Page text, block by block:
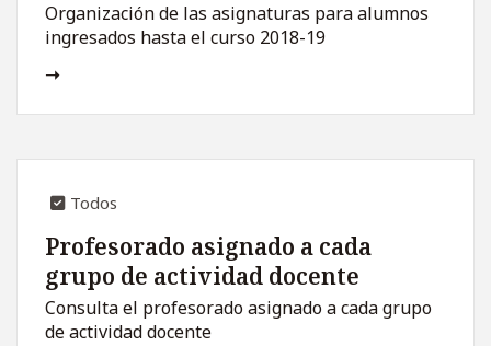
Organización de las asignaturas para alumnos
ingresados hasta el curso 2018-19
Todos
Profesorado asignado a cada
grupo de actividad docente
Consulta el profesorado asignado a cada grupo
de actividad docente